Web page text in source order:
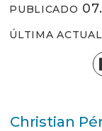
PUBLICADO
ÚLTIMA
Christian